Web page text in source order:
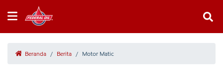
Beranda / Berita / Motor Matic